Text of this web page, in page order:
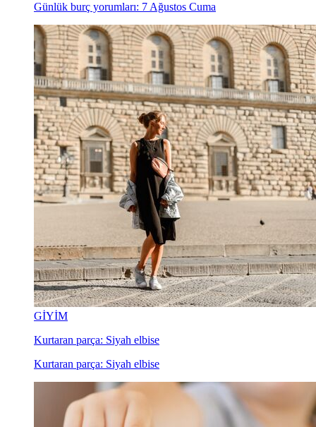
Günlük burç yorumları: 7 Ağustos Cuma
GİYİM
Kurtaran parça: Siyah elbise
Kurtaran parça: Siyah elbise